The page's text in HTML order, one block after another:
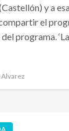
y a
el
programa.
Alvarez